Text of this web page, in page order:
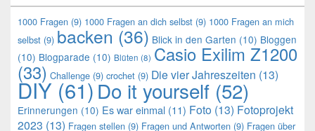
1000 Fragen (9) 1000 Fragen an dich selbst (9) 1000 Fragen an mich
selbst (9) backen (36) Blick in den Garten (10) Bloggen
(10) Blogparade (10) Blüten (8) Casio Exilim Z1200
(33) Challenge (9) crochet (9) Die vier Jahreszeiten (13)
DIY (61)Do it yourself (52)
Erinnerungen (10) Es war einmal (11) Foto (13) Fotoprojekt
2023 (13) Fragen stellen (9) Fragen und Antworten (9) Fragen über